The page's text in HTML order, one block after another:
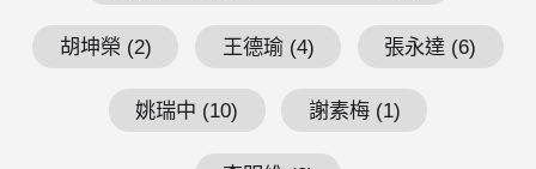
胡坤榮 (2) 王德瑜 (4) 張永達 (6)
姚瑞中 (10) 謝素梅 (1)